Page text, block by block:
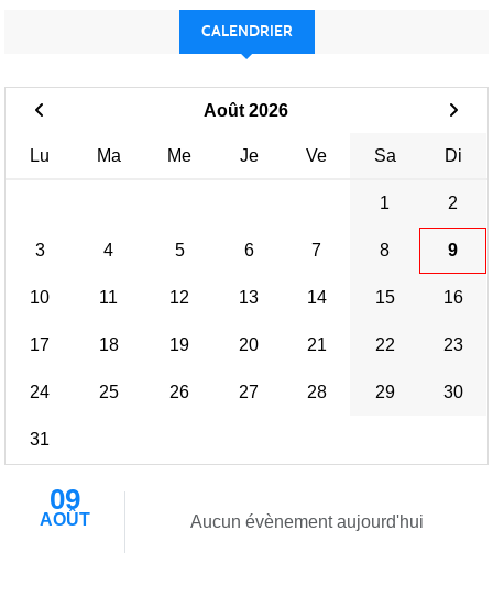
CALENDRIER
Août 2026
Lu Ma Me Je Ve Sa Di
1 2
3 4 5 6 7 8 9
10 11 12 13 14 15 16
17 18 19 20 21 22 23
24 25 26 27 28 29 30
31
09
AOÛT Aucun évènement aujourd'hui